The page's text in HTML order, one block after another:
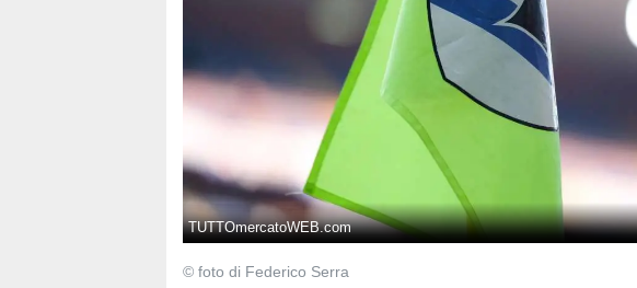
TUTTOmercatoWEB.com
© foto di Federico Serra